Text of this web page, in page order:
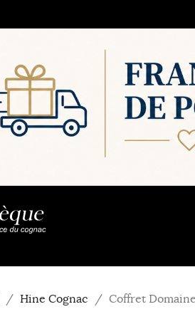
Hine Cognac Coffret